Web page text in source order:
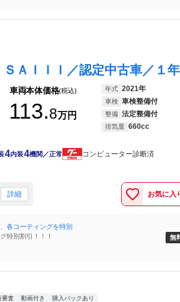
車両本体価格(税込)
113.8万円
年式 2021年
車検 車検整備付
整備 法定整備付
排気量 660cc
4内装4機関／正常 コンピューター診断済
詳細 お気に入
各コーティングを特別
特別割引！！！
無
審査 動画付き 購入パックあり